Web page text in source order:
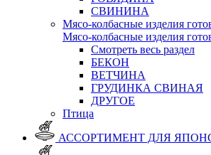
СВИНИНА
Мясо-колбасные изделия
Мясо-колбасные изделия
Смотреть весь раздел
БЕКОН
ВЕТЧИНА
ГРУДИНКА СВИНАЯ
ДРУГОЕ
Птица
АССОРТИМЕНТ ДЛЯ